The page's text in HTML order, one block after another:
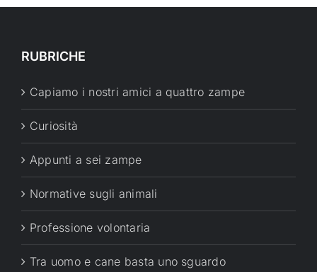
RUBRICHE
Capiamo i nostri amici a quattro zampe
Curiosità
Appunti a sei zampe
Normative sugli animali
Professione volontaria
Tra uomo e cane basta uno sguardo